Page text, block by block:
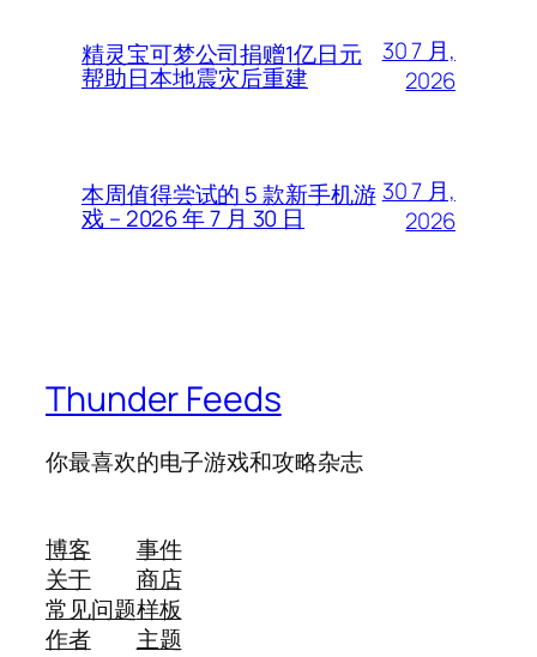
精灵宝可梦公司捐赠1亿日元
帮助日本地震灾后重建
30 7 月,
2026
本周值得尝试的 5 款新手机游
戏 – 2026 年 7 月 30 日
30 7 月,
2026
Thunder Feeds
你最喜欢的电子游戏和攻略杂志
博客
关于
常见问题
作者
事件
商店
样板
主题